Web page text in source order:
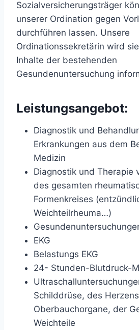
Sozialversicherungsträger
unserer Ordination gegen
durchführen lassen. Unsere
Ordinationssekretärin wird
Inhalte der bestehenden
Gesundenuntersuchung
Leistungsangebot:
Diagnostik und
Erkrankungen aus dem
Medizin
Diagnostik und Therapie
des gesamten
Formenkreises
Weichteilrheuma…)
EKG
Belastungs EKG
24- Stunden-Blutdruck-
Schilddrüse, des
Oberbauchorgane, der
Weichteile